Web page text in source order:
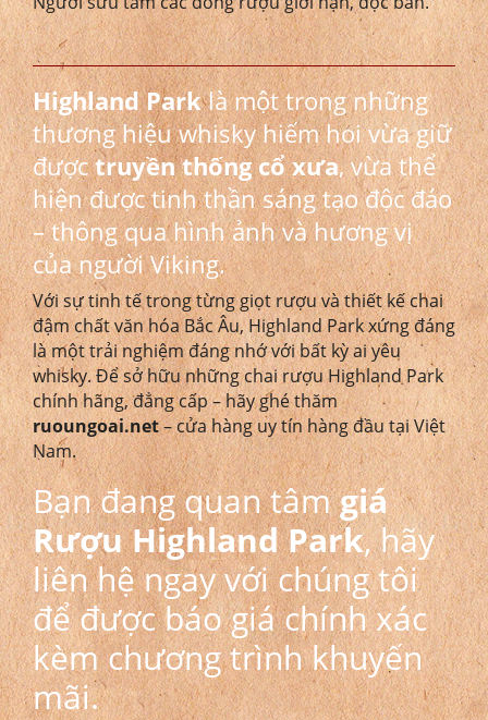
Highland Parklà một trong những
thương hiệu whisky hiếm hoi vừa giữ
đượctruyền thống cổ xưa, vừa thể
hiện được tinh thần sáng tạo độc đáo
– thông qua hình ảnh và hương vị
của người Viking.
Với sự tinh tế trong từng giọt rượu và thiết kế chai
đậm chất văn hóa Bắc Âu, Highland Park xứng đáng
là một trải nghiệm đáng nhớ với bất kỳ ai yêu
whisky. Để sở hữu những chai rượu Highland Park
chính hãng, đẳng cấp – hãy ghé thăm
ruoungoai.net– cửa hàng uy tín hàng đầu tại Việt
Nam.
Bạn đang quan tâmgiá
Rượu Highland Park, hãy
liên hệ ngay với chúng tôi
để được báo giá chính xác
kèm chương trình khuyến
mãi.